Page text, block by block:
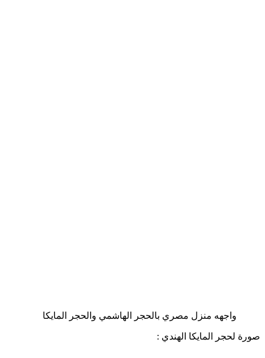
واجهه منزل مصري بالحجر الهاشمي والحجر المايكا
صورة لحجر المايكا الهندي :